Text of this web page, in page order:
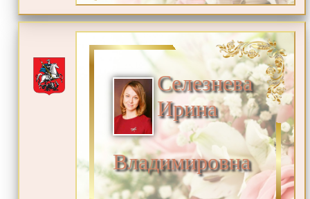
Селезнева
Ирина
Владимировна